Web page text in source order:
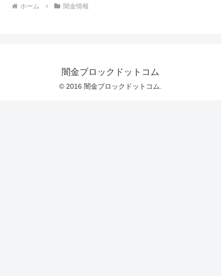
ホーム 闇金情報
闇金ブロックドットコム
© 2016 闇金ブロックドットコム.